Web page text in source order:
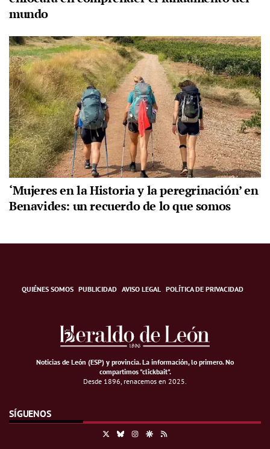
mundo
‘Mujeres en la Historia y la peregrinación’ en
Benavides: un recuerdo de lo que somos
QUIÉNES SOMOS PUBLICIDAD AVISO LEGAL POLÍTICA DE PRIVACIDAD
Noticias de León (ESP) y provincia. La información, lo primero.No
compartimos "clickbait".
Desde 1896, renacemos en 2025.
SÍGUENOS
BlueskyInstagramGoogle Discover